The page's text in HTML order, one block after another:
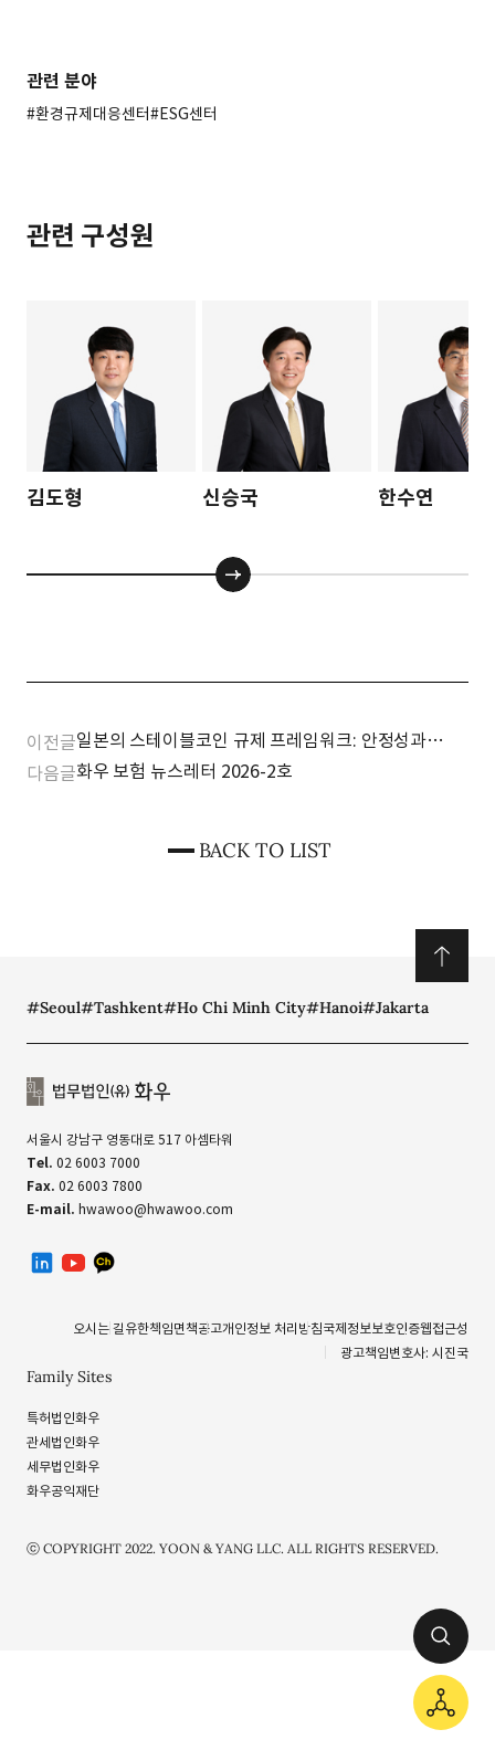
관련 분야
#환경규제대응센터#ESG센터
관련 구성원
김도형 신승국 한수연
이전글일본의 스테이블코인 규제 프레임워크: 안정성과
혁신의 균형을 향한 선도적 입법 모델
BACK TO LIST
다음글화우 보험 뉴스레터 2026-2호
#Seoul#Tashkent#Ho Chi Minh City#Hanoi#Jakarta
서울시 강남구 영동대로 517 아셈타워
Tel. 02 6003 7000
Fax. 02 6003 7800
E-mail. hwawoo@hwawoo.com
Family Sites
특허법인화우
관세법인화우
세무법인화우
화우공익재단
오시는 길 유한책임면책공고개인정보 처리방침국제정보보호인증웹접근성
광고책임변호사: 시진국
ⓒ COPYRIGHT 2022. YOON & YANG LLC. ALL RIGHTS RESERVED.